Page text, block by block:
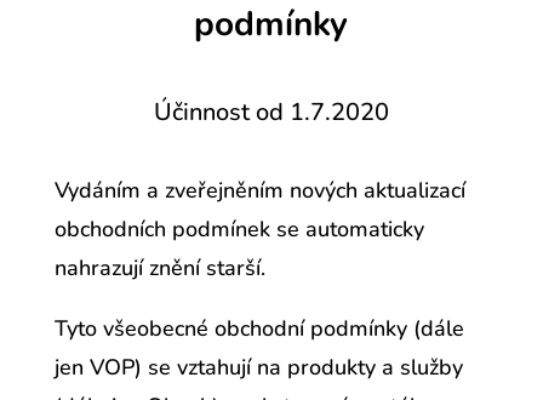
podmínky
Účinnost od 1.7.2020
Vydáním a zveřejněním nových aktualizací
obchodních podmínek se automaticky
nahrazují znění starší.
Tyto všeobecné obchodní podmínky (dále
jen VOP) se vztahují na produkty a služby